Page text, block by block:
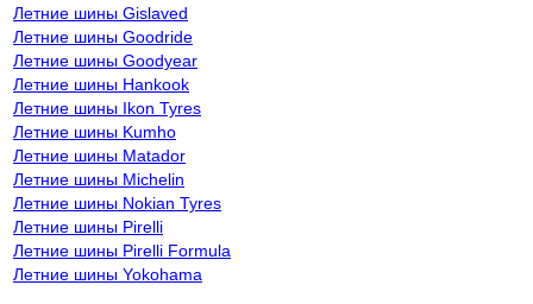
Летние шины Gislaved
Летние шины Goodride
Летние шины Goodyear
Летние шины Hankook
Летние шины Ikon Tyres
Летние шины Kumho
Летние шины Matador
Летние шины Michelin
Летние шины Nokian Tyres
Летние шины Pirelli
Летние шины Pirelli Formula
Летние шины Yokohama